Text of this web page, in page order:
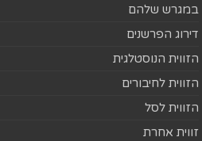
במגרש שלהם
דירוג הפרשנים
הזווית הנוסטלגית
הזווית לחיבורים
הזווית לסל
זווית אחרת